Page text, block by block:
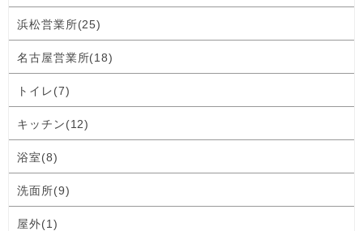
浜松営業所(25)
名古屋営業所(18)
トイレ(7)
キッチン(12)
浴室(8)
洗面所(9)
屋外(1)